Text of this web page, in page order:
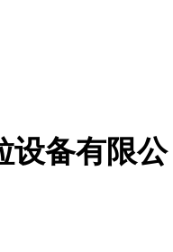
设备有限公